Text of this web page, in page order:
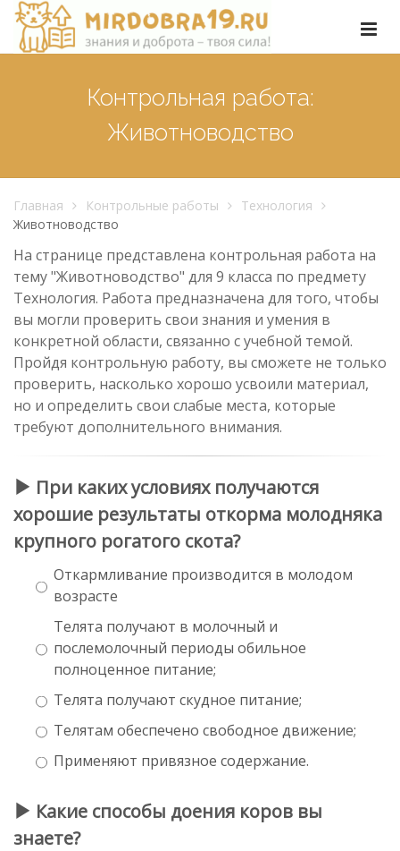
Контрольная работа:
Животноводство
Главная Контрольные работы
Технология
Животноводство
На странице представлена контрольная работа на
тему "Животноводство" для 9 класса по предмету
Технология. Работа предназначена для того, чтобы
вы могли проверить свои знания и умения в
конкретной области, связанно с учебной темой.
Пройдя контрольную работу, вы сможете не только
проверить, насколько хорошо усвоили материал,
но и определить свои слабые места, которые
требуют дополнительного внимания.
При каких условиях получаются
хорошие результаты откорма молодняка
крупного рогатого скота?
Откармливание производится в молодом
возрасте
Телята получают в молочный и
послемолочный периоды обильное
полноценное питание;
Телята получают скудное питание;
Телятам обеспечено свободное движение;
Применяют привязное содержание.
Какие способы доения коров вы
знаете?